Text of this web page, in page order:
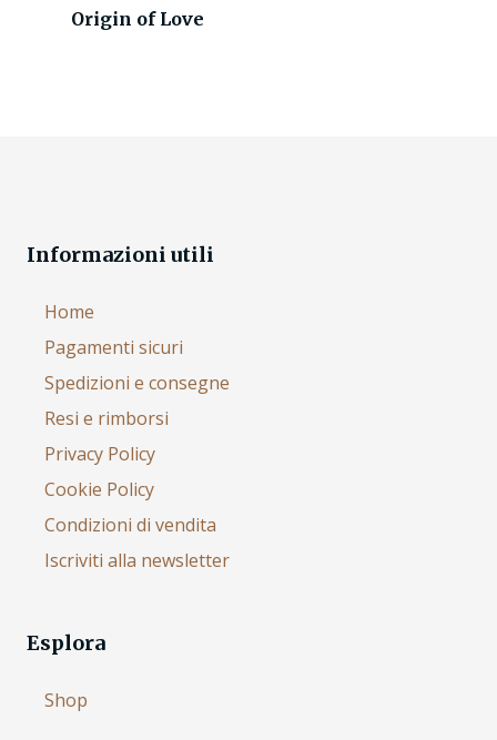
Origin of Love
Informazioni utili
Home
Pagamenti sicuri
Spedizioni e consegne
Resi e rimborsi
Privacy Policy
Cookie Policy
Condizioni di vendita
Iscriviti alla newsletter
Esplora
Shop